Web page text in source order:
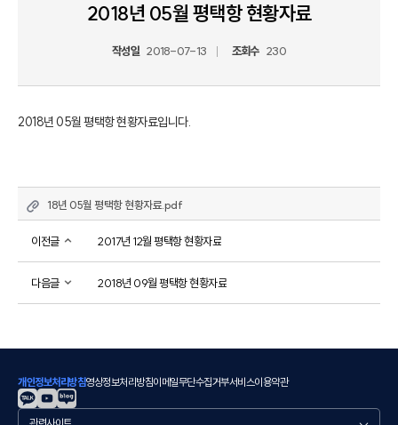
2018년 05월 평택항 현황자료
작성일 2018-07-13 조회수 230
2018년 05월 평택항 현황자료입니다.
18년 05월 평택항 현황자료.pdf
이전글 2017년 12월 평택항 현황자료
다음글 2018년 09월 평택항 현황자료
개인정보처리방침영상정보처리방침이메일무단수집거부서비스이용약관
관